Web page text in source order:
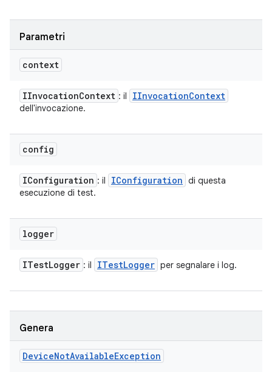
Parametri
context
IInvocationContext : il IInvocationContext
dell'invocazione.
config
IConfiguration : il IConfiguration di questa
esecuzione di test.
logger
ITestLogger : il ITestLogger per segnalare i log.
Genera
DeviceNotAvailableException